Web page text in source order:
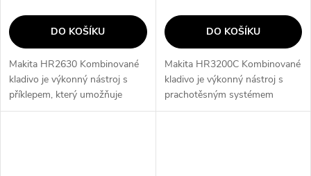
DO KOŠÍKU
Makita HR2630 Kombinované
kladivo je výkonný nástroj s
příklepem, který umožňuje
vrtání, sekání a vrtání s
DO KOŠÍKU
Makita HR3200C Kombinované
kladivo je výkonný nástroj s
prachotěsným systémem
upínání SDS-PLUS a možností